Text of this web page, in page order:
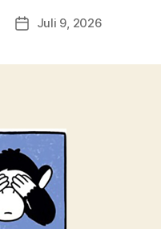
Beitragsdatum
Juli 9, 2026